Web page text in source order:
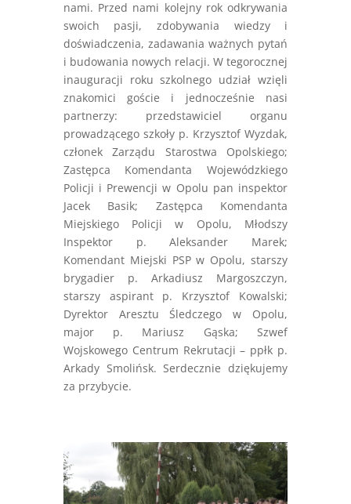
nami. Przed nami kolejny rok odkrywania
swoich pasji, zdobywania wiedzy i
doświadczenia, zadawania ważnych pytań
i budowania nowych relacji. W tegorocznej
inauguracji roku szkolnego udział wzięli
znakomici goście i jednocześnie nasi
partnerzy: przedstawiciel organu
prowadzącego szkoły p. Krzysztof Wyzdak,
członek Zarządu Starostwa Opolskiego;
Zastępca Komendanta Wojewódzkiego
Policji i Prewencji w Opolu pan inspektor
Jacek Basik; Zastępca Komendanta
Miejskiego Policji w Opolu, Młodszy
Inspektor p. Aleksander Marek;
Komendant Miejski PSP w Opolu, starszy
brygadier p. Arkadiusz Margoszczyn,
starszy aspirant p. Krzysztof Kowalski;
Dyrektor Aresztu Śledczego w Opolu,
major p. Mariusz Gąska; Szwef
Wojskowego Centrum Rekrutacji – ppłk p.
Arkady Smolińsk. Serdecznie dziękujemy
za przybycie.